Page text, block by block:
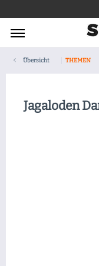
Übersicht THEMEN
Jagaloden